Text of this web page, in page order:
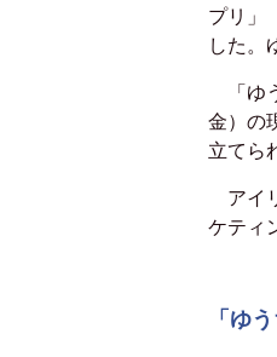
プリ」
した。
「ゆ
金）の
立てら
アイ
ケティ
「ゆ